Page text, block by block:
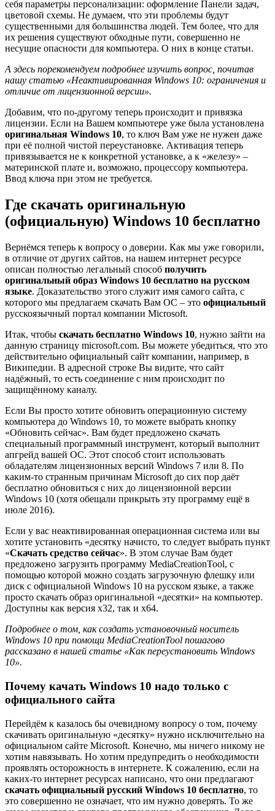
себя параметры персонализации: оформление Панели задач,
цветовой схемы. Не думаем, что эти проблемы будут
существенными для большинства людей. Тем более, что для
их решения существуют обходные пути, совершенно не
несущие опасности для компьютера. О них в конце статьи.
А здесь порекомендуем подробнее изучить вопрос, почитав
нашу статью «Неактивированная Windows 10: ограничения и
отличие от лицензионной версии».
Добавим, что по-другому теперь происходит и привязка
лицензии. Если на Вашем компьютере уже была установлена
оригинальная Windows 10, то ключ Вам уже не нужен даже
при её полной чистой переустановке. Активация теперь
привязывается не к конкретной установке, а к «железу» –
материнской плате и, возможно, процессору компьютера.
Ввод ключа при этом не требуется.
Где скачать оригинальную
(официальную) Windows 10 бесплатно
Вернёмся теперь к вопросу о доверии. Как мы уже говорили,
в отличие от других сайтов, на нашем интернет ресурсе
описан полностью легальный способ получить
оригинальный образ Windows 10 бесплатно на русском
языке. Доказательство этого служит имя самого сайта, с
которого мы предлагаем скачать Вам ОС – это официальный
русскоязычный портал компании Microsoft.
Итак, чтобы скачать бесплатно Windows 10, нужно зайти на
данную страницу microsoft.com. Вы можете убедиться, что это
действительно официальный сайт компании, например, в
Википедии. В адресной строке Вы видите, что сайт
надёжный, то есть соединение с ним происходит по
защищённому каналу.
Если Вы просто хотите обновить операционную систему
компьютера до Windows 10, то можете выбрать кнопку
«Обновить сейчас». Вам будет предложено скачать
специальный программный инструмент, который выполнит
апгрейд вашей ОС. Этот способ стоит использовать
обладателям лицензионных версий Windows 7 или 8. По
каким-то странным причинам Microsoft до сих пор даёт
бесплатно обновиться с них до лицензионной версии
Windows 10 (хотя обещали прикрыть эту программу ещё в
июле 2016).
Если у вас неактивированная операционная система или вы
хотите установить «десятку начисто, то следует выбрать пункт
«Скачать средство сейчас». В этом случае Вам будет
предложено загрузить программу MediaCreationTool, с
помощью которой можно создать загрузочную флешку или
диск с официальной Windows 10 на русском языке, а также
просто скачать образ оригинальной «десятки» на компьютер.
Доступны как версия x32, так и x64.
Подробнее о том, как создать установочный носитель
Windows 10 при помощи MediaCreationTool пошагово
рассказано в нашей статье «Как переустановить Windows
10».
Почему качать Windows 10 надо только с
официального сайта
Перейдём к казалось бы очевидному вопросу о том, почему
скачивать оригинальную «десятку» нужно исключительно на
официальном сайте Microsoft. Конечно, мы ничего никому не
хотим навязывать. Но хотим предупредить о необходимости
проявлять осторожность в интернете. К сожалению, если на
каких-то интернет ресурсах написано, что они предлагают
скачать официальный русский Windows 10 бесплатно, то
это совершенно не означает, что им нужно доверять. То же